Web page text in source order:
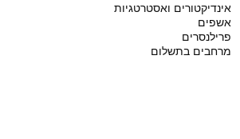
אינדיקטורים ואסטרטגיות
אשפים
פרילנסרים
מרחבים בתשלום